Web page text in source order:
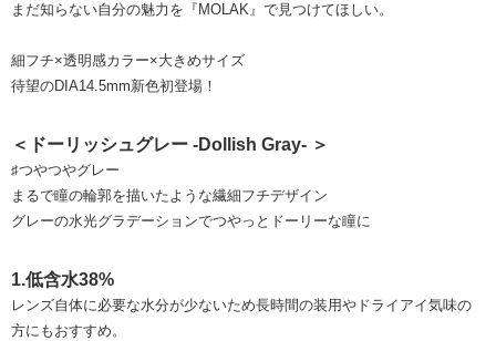
まだ知らない自分の魅力を『MOLAK』で見つけてほしい。
細フチ×透明感カラー×大きめサイズ
待望のDIA14.5mm新色初登場！
＜ドーリッシュグレー -Dollish Gray- ＞
♯つやつやグレー
まるで瞳の輪郭を描いたような繊細フチデザイン
グレーの水光グラデーションでつやっとドーリーな瞳に
1.低含水38%
レンズ自体に必要な水分が少ないため長時間の装用やドライアイ気味の
方にもおすすめ。